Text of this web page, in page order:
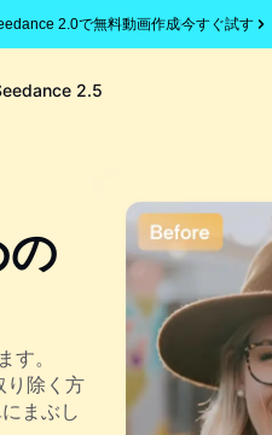
2.0で無料動画作成今すぐ試す
2.5
の
す。
り除く方
まぶし